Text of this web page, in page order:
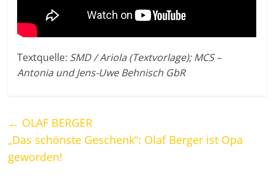
Textquelle: SMD / Ariola (Textvorlage); MCS –
Antonia und Jens-Uwe Behnisch GbR
← OLAF BERGER
„Das schönste Geschenk“: Olaf Berger ist Opa
geworden!